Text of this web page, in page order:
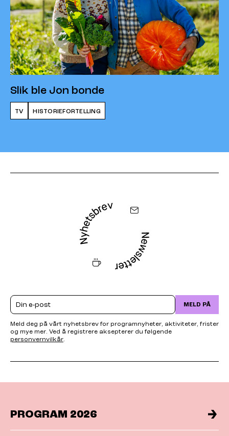
Slik ble Jon bonde
TV HISTORIEFORTELLING
Email MELD PÅ
Meld deg på vårt nyhetsbrev for programnyheter, aktiviteter, frister
og mye mer. Ved å registrere aksepterer du følgende
personvernvilkår.
PROGRAM 2026